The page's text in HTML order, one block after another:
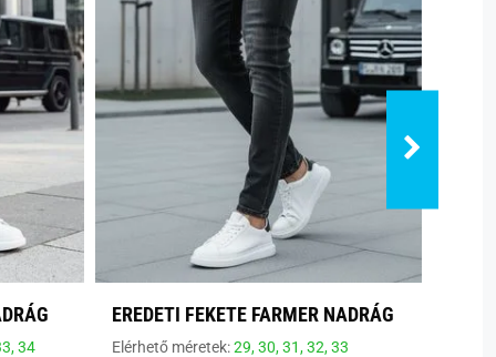
34
EREDETI FEKETE FARMER NADRÁG
Elérhető méretek:29,30,31,32,33